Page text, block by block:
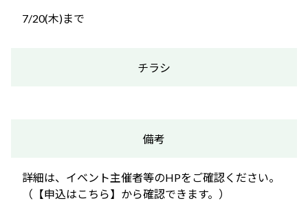
7/20(木)まで
チラシ
備考
詳細は、イベント主催者等のHPをご確認ください。
（【申込はこちら】から確認できます。）